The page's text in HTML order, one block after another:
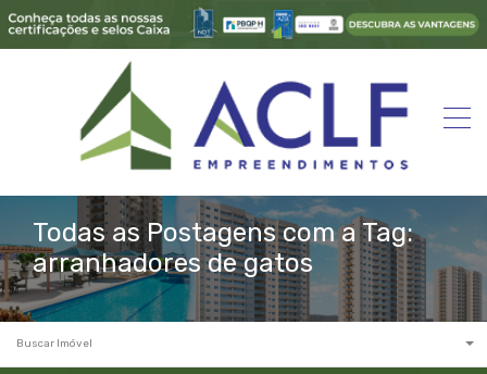
Todas as Postagens com a Tag:
arranhadores de gatos
Buscar Imóvel